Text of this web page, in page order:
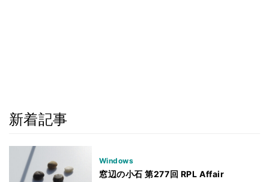
新着記事
Windows
窓辺の小石 第277回 RPL Affair